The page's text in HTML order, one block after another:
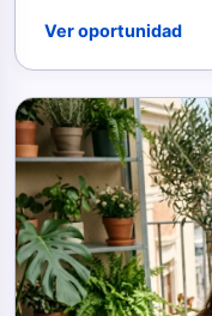
Ver oportunidad